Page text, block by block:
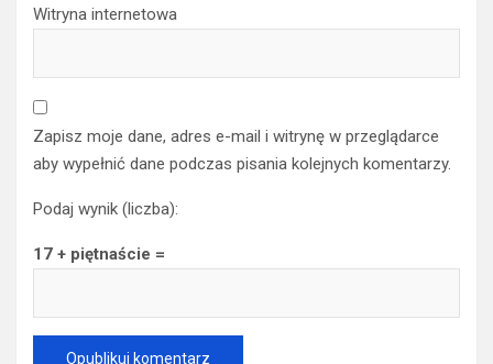
Witryna internetowa
Zapisz moje dane, adres e-mail i witrynę w przeglądarce
aby wypełnić dane podczas pisania kolejnych komentarzy.
Podaj wynik (liczba):
17 + piętnaście =